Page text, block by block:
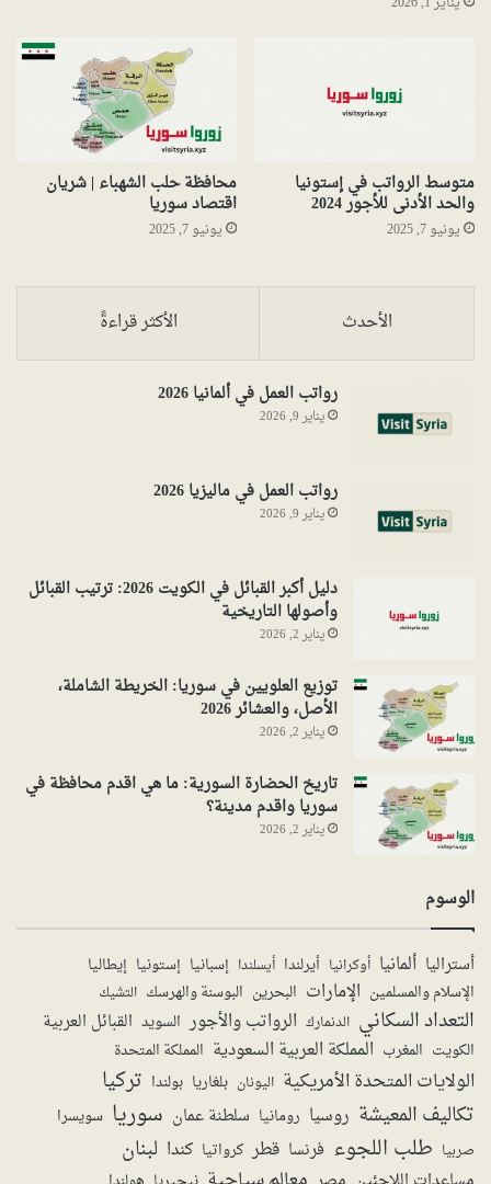
متوسط الرواتب في إستونيا
والحد الأدنى للأجور 2024
يونيو 7, 2025
محافظة حلب الشهباء | شريان
اقتصاد سوريا
يونيو 7, 2025
الأحدث الأكثر قراءةً
رواتب العمل في ألمانيا 2026
يناير 9, 2026
رواتب العمل في ماليزيا 2026
يناير 9, 2026
دليل أكبر القبائل في الكويت 2026: ترتيب القبائل
وأصولها التاريخية
يناير 2, 2026
توزيع العلويين في سوريا: الخريطة الشاملة،
الأصل، والعشائر 2026
يناير 2, 2026
تاريخ الحضارة السورية: ما هي اقدم محافظة في
سوريا واقدم مدينة؟
يناير 2, 2026
الوسوم
أستراليا ألمانيا أوكرانيا أيرلندا أيسلندا إسبانيا إستونيا إيطاليا
الإسلام والمسلمين الإمارات البحرين البوسنة والهرسك التشيك
التعداد السكاني الدنمارك الرواتب والأجور السويد القبائل العربية
الكويت المغرب المملكة العربية السعودية المملكة المتحدة
الولايات المتحدة الأمريكية اليونان بلغاريا بولندا تركيا
تكاليف المعيشة روسيا رومانيا سلطنة عمان سوريا سويسرا
صربيا طلب اللجوء فرنسا قطر كرواتيا كندا لبنان